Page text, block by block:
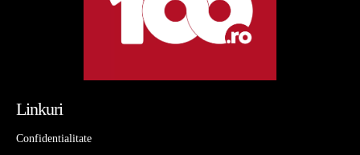
Linkuri
Confidentialitate